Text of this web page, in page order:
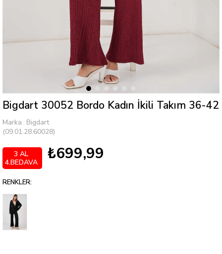
Bigdart 30052 Bordo Kadın İkili Takım 36-42
Marka : Bigdart
(09.01.28.60028)
₺699,99
3 AL
4.BEDAVA
RENKLER: